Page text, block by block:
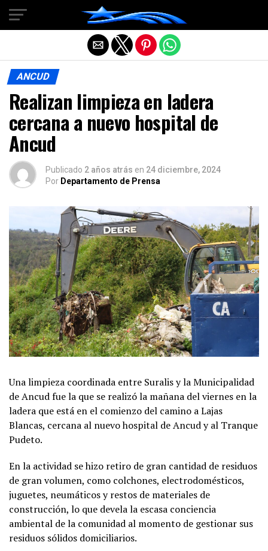
ANCUD
Realizan limpieza en ladera
cercana a nuevo hospital de
Ancud
Publicado 2 años atrás en 24 diciembre, 2024
Por Departamento de Prensa
Una limpieza coordinada entre Suralis y la Municipalidad
de Ancud fue la que se realizó la mañana del viernes en la
ladera que está en el comienzo del camino a Lajas
Blancas, cercana al nuevo hospital de Ancud y al Tranque
Pudeto.
En la actividad se hizo retiro de gran cantidad de residuos
de gran volumen, como colchones, electrodomésticos,
juguetes, neumáticos y restos de materiales de
construcción, lo que devela la escasa conciencia
ambiental de la comunidad al momento de gestionar sus
residuos sólidos domiciliarios.
Salir de la versión móvil